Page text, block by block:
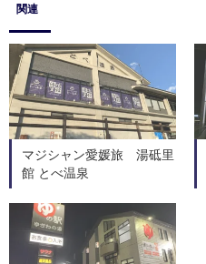
関連
マジシャン愛媛旅 湯砥里
館 とべ温泉